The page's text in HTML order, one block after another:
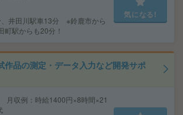
井田川駅車13分 ※鈴鹿市から
町駅からも20分！
気になる!
作品の測定・データ入力など開発サポ
月収例：時給1400円×8時間×21